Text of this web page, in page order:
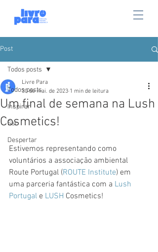
Post
Todos posts
Inspirar
Ser
Despertar
Todos posts
Um final de semana na Lush
Cosmetics!
Livre Para
30 de mai. de 2023 1 min de leitura
Estivemos representando como
voluntários a associação ambiental
Route Portugal (ROUTE Institute) em
uma parceria fantástica com a Lush
Portugal e LUSH Cosmetics!